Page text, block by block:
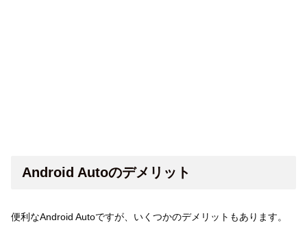
Android Autoのデメリット
便利なAndroid Autoですが、いくつかのデメリットもあります。